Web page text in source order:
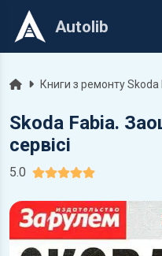
Autolib
ГоловнаКниги з ремонту Skoda
Skoda Fabia.
сервісі
5.0